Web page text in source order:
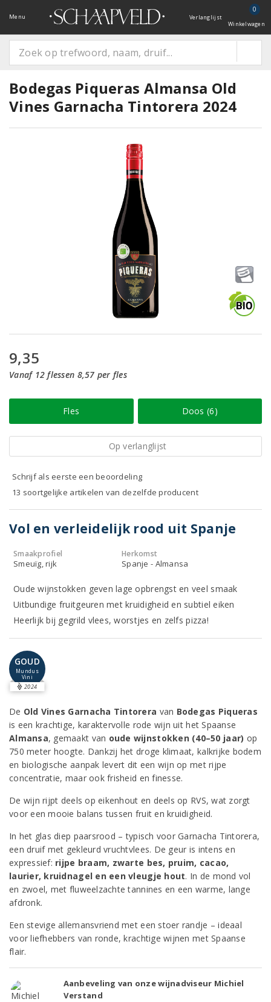
Menu Verlanglijst
0
Winkelwagen
Bodegas Piqueras Almansa Old
Vines Garnacha Tintorera 2024
9,35
Vanaf 12 flessen 8,57 per fles
Fles Doos (6)
Op verlanglijst
Schrijf als eerste een beoordeling
13 soortgelijke artikelen van dezelfde producent
Vol en verleidelijk rood uit Spanje
Smaakprofiel
Smeuïg, rijk
Herkomst
Spanje - Almansa
Oude wijnstokken geven lage opbrengst en veel smaak
Uitbundige fruitgeuren met kruidigheid en subtiel eiken
Heerlijk bij gegrild vlees, worstjes en zelfs pizza!
GOUD
Mundus
Vini
2024
De Old Vines Garnacha Tintorera van Bodegas Piqueras
is een krachtige, karaktervolle rode wijn uit het Spaanse
Almansa, gemaakt van oude wijnstokken (40–50 jaar) op
750 meter hoogte. Dankzij het droge klimaat, kalkrijke bodem
en biologische aanpak levert dit een wijn op met rijpe
concentratie, maar ook frisheid en finesse.
De wijn rijpt deels op eikenhout en deels op RVS, wat zorgt
voor een mooie balans tussen fruit en kruidigheid.
In het glas diep paarsrood – typisch voor Garnacha Tintorera,
een druif met gekleurd vruchtvlees. De geur is intens en
expressief: rijpe braam, zwarte bes, pruim, cacao,
laurier, kruidnagel en een vleugje hout. In de mond vol
en zwoel, met fluweelzachte tannines en een warme, lange
afdronk.
Een stevige allemansvriend met een stoer randje – ideaal
voor liefhebbers van ronde, krachtige wijnen met Spaanse
flair.
Aanbeveling van onze wijnadviseur Michiel
Verstand